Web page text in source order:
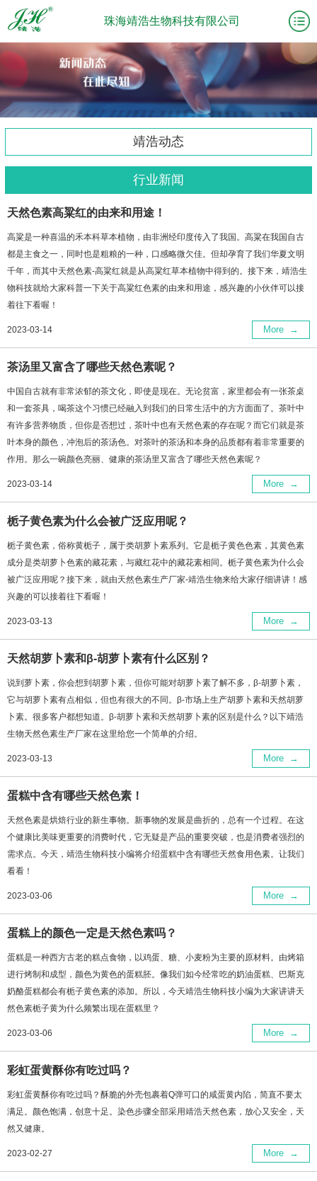
珠海靖浩生物科技有限公司
靖浩动态
行业新闻
天然色素高粱红的由来和用途！
高粱是一种喜温的禾本科草本植物，由非洲经印度传入了我国。高粱在我国自古
都是主食之一，同时也是粗粮的一种，口感略微欠佳。但却孕育了我们华夏文明
千年，而其中天然色素-高粱红就是从高粱红草本植物中得到的。接下来，靖浩生
物科技就给大家科普一下关于高粱红色素的由来和用途，感兴趣的小伙伴可以接
着往下看喔！
2023-03-14 More →
茶汤里又富含了哪些天然色素呢？
中国自古就有非常浓郁的茶文化，即使是现在。无论贫富，家里都会有一张茶桌
和一套茶具，喝茶这个习惯已经融入到我们的日常生活中的方方面面了。茶叶中
有许多营养物质，但你是否想过，茶叶中也有天然色素的存在呢？而它们就是茶
叶本身的颜色，冲泡后的茶汤色。对茶叶的茶汤和本身的品质都有着非常重要的
作用。那么一碗颜色亮丽、健康的茶汤里又富含了哪些天然色素呢？
2023-03-14 More →
栀子黄色素为什么会被广泛应用呢？
栀子黄色素，俗称黄栀子，属于类胡萝卜素系列。它是栀子黄色色素，其黄色素
成分是类胡萝卜色素的藏花素，与藏红花中的藏花素相同。栀子黄色素为什么会
被广泛应用呢？接下来，就由天然色素生产厂家-靖浩生物来给大家仔细讲讲！感
兴趣的可以接着往下看喔！
2023-03-13 More →
天然胡萝卜素和β-胡萝卜素有什么区别？
说到萝卜素，你会想到胡萝卜素，但你可能对胡萝卜素了解不多，β-胡萝卜素，
它与胡萝卜素有点相似，但也有很大的不同。β-市场上生产胡萝卜素和天然胡萝
卜素。很多客户都想知道。β-胡萝卜素和天然胡萝卜素的区别是什么？以下靖浩
生物天然色素生产厂家在这里给您一个简单的介绍。
2023-03-13 More →
蛋糕中含有哪些天然色素！
天然色素是烘焙行业的新生事物。新事物的发展是曲折的，总有一个过程。在这
个健康比美味更重要的消费时代，它无疑是产品的重要突破，也是消费者强烈的
需求点。今天，靖浩生物科技小编将介绍蛋糕中含有哪些天然食用色素。让我们
看看！
2023-03-06 More →
蛋糕上的颜色一定是天然色素吗？
蛋糕是一种西方古老的糕点食物，以鸡蛋、糖、小麦粉为主要的原材料。由烤箱
进行烤制和成型，颜色为黄色的蛋糕胚。像我们如今经常吃的奶油蛋糕、巴斯克
奶酪蛋糕都会有栀子黄色素的添加。所以，今天靖浩生物科技小编为大家讲讲天
然色素栀子黄为什么频繁出现在蛋糕里？
2023-03-06 More →
彩虹蛋黄酥你有吃过吗？
彩虹蛋黄酥你有吃过吗？酥脆的外壳包裹着Q弹可口的咸蛋黄内陷，简直不要太
满足。颜色饱满，创意十足。染色步骤全部采用靖浩天然色素，放心又安全，天
然又健康。
2023-02-27 More →